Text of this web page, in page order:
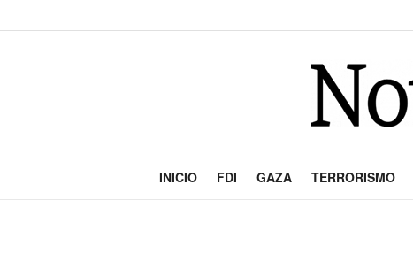
INICIO FDI GAZA TERRORISMO